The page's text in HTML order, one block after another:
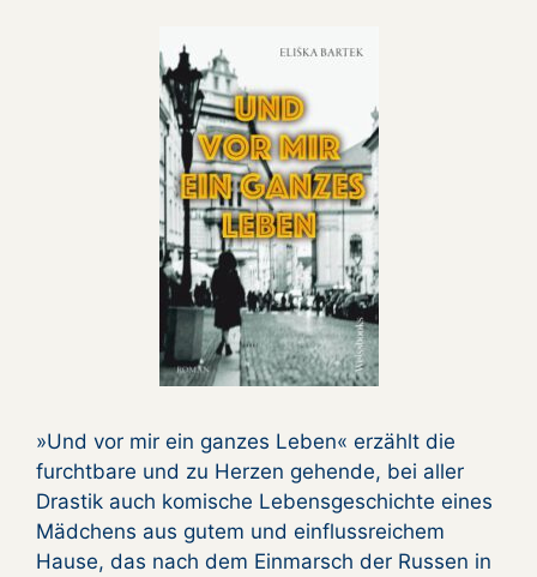
»Und vor mir ein ganzes Leben« erzählt die
furchtbare und zu Herzen gehende, bei aller
Drastik auch komische Lebensgeschichte eines
Mädchens aus gutem und einflussreichem
Hause, das nach dem Einmarsch der Russen in